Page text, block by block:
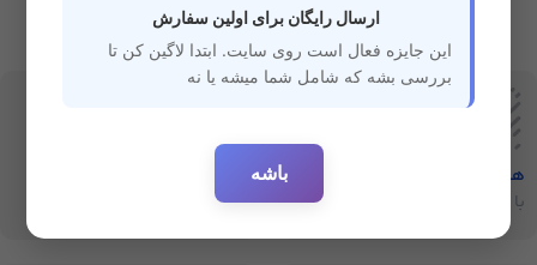
هفت‌روز‌ضمانت‌بازگشت
با خیال راحت خرید کنید
ارسال سریع
ارسال رایگان برای اولین سفارش
این جایزه فعال است روی سایت. ابتدا لاگین کن تا
بررسی بشه که شامل شما میشه یا نه
باشه